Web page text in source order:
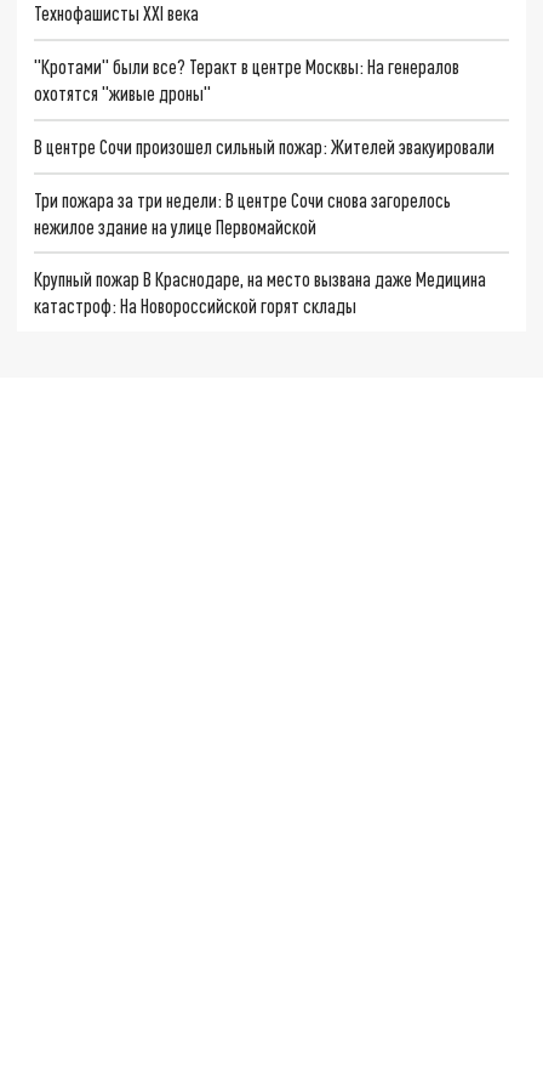
Технофашисты XXI века
"Кротами" были все? Теракт в центре Москвы: На генералов
охотятся "живые дроны"
В центре Сочи произошел сильный пожар: Жителей эвакуировали
Три пожара за три недели: В центре Сочи снова загорелось
нежилое здание на улице Первомайской
Крупный пожар В Краснодаре, на место вызвана даже Медицина
катастроф: На Новороссийской горят склады